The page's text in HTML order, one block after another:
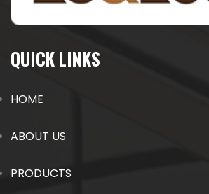
QUICK LINKS
HOME
ABOUT US
PRODUCTS